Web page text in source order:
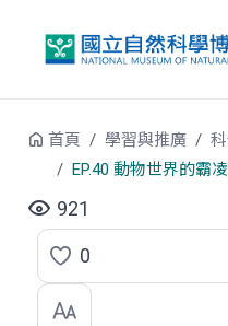
首頁 學習與推廣
EP.40 動物世界的霸
921
點
選
0